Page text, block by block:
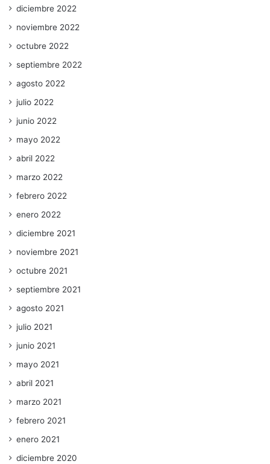
diciembre 2022
noviembre 2022
octubre 2022
septiembre 2022
agosto 2022
julio 2022
junio 2022
mayo 2022
abril 2022
marzo 2022
febrero 2022
enero 2022
diciembre 2021
noviembre 2021
octubre 2021
septiembre 2021
agosto 2021
julio 2021
junio 2021
mayo 2021
abril 2021
marzo 2021
febrero 2021
enero 2021
diciembre 2020